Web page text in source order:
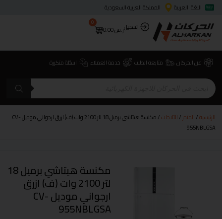
اللغة: العربية
المملكة العربية السعودية
تسجيلر.س0.00
0
عن الحركان متابعة الطلب خدمة العملاء اسئلة متكررة
الرئيسية/المتجر/الثلاجات
/ مكنسة هيتاشي برميل 18 لتر 2100 وات (ف) ازرق ارجواني موديل CV-
955NBLGSA
مكنسة هيتاشي برميل 18
لتر 2100 وات (ف) ازرق
ارجواني موديل CV-
955NBLGSA